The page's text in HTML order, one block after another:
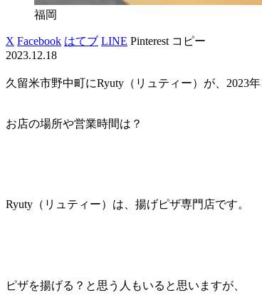
福岡
X Facebook はてブ LINE Pinterest コピー
2023.12.18
久留米市野中町にRyuty（リュティー）が、2023
お店の場所や営業時間は？
Ryuty（リュティー）は、揚げピザ専門店です。
ピザを揚げる？と思う人もいると思いますが、